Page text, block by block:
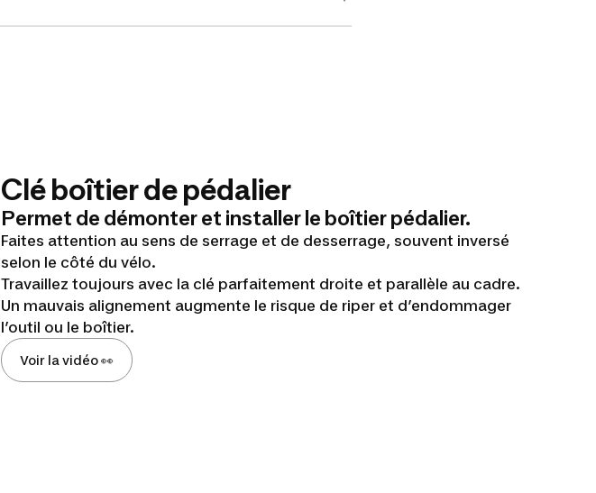
Clé boîtier de pédalier
Permet de démonter et installer le boîtier pédalier.
Faites attention au sens de serrage et de desserrage, souvent inversé
selon le côté du vélo.
Travaillez toujours avec la clé parfaitement droite et parallèle au cadre.
Un mauvais alignement augmente le risque de riper et d’endommager
l’outil ou le boîtier.
Voir la vidéo 👀